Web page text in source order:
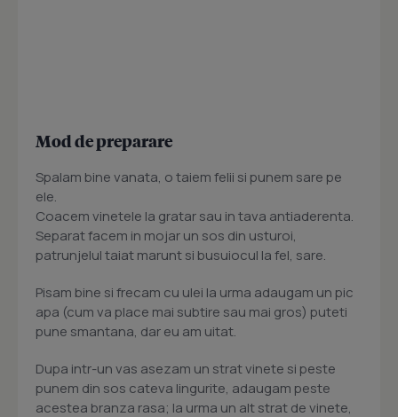
Mod de preparare
Spalam bine vanata, o taiem felii si punem sare pe
ele.
Coacem vinetele la gratar sau in tava antiaderenta.
Separat facem in mojar un sos din usturoi,
patrunjelul taiat marunt si busuiocul la fel, sare.
Pisam bine si frecam cu ulei la urma adaugam un pic
apa (cum va place mai subtire sau mai gros) puteti
pune smantana, dar eu am uitat.
Dupa intr-un vas asezam un strat vinete si peste
punem din sos cateva lingurite, adaugam peste
acestea branza rasa; la urma un alt strat de vinete,